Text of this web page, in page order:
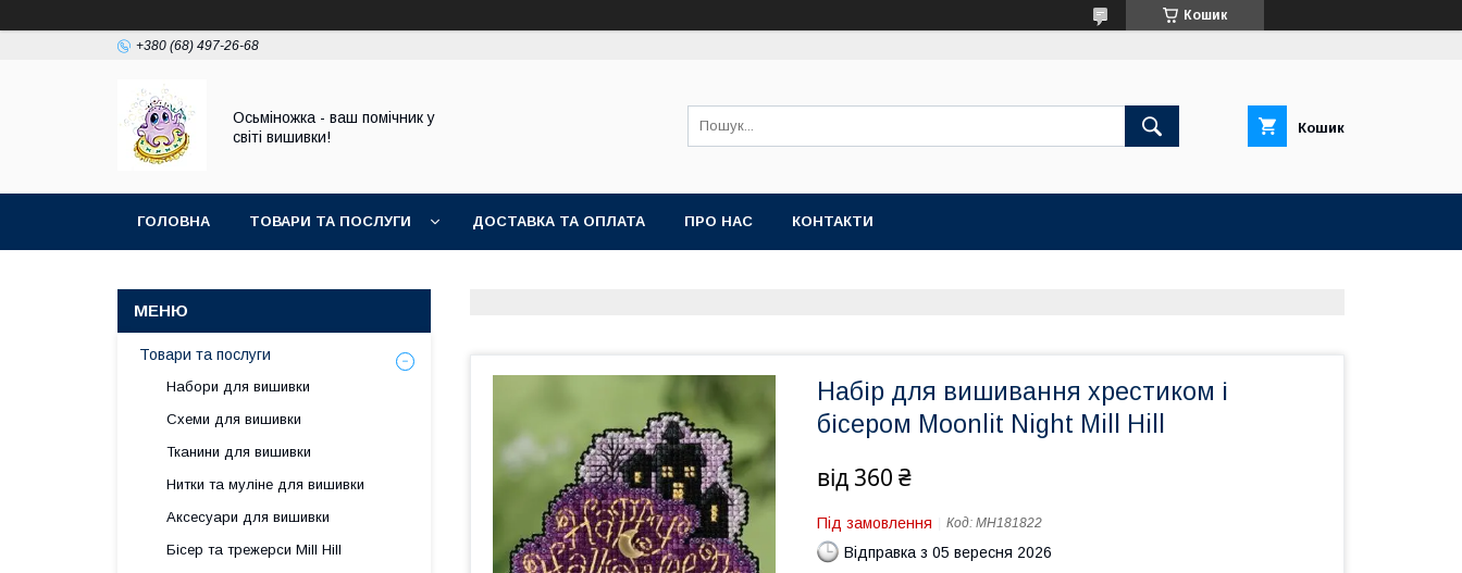
Кошик
+380 (68) 497-26-68
Осьміножка - ваш помічник у
світі вишивки!
Кошик
ГОЛОВНА ТОВАРИ ТА ПОСЛУГИ ДОСТАВКА ТА ОПЛАТА ПРО НАС КОНТАКТИ
Набір для вишивання хрестиком і
бісером Moonlit Night Mill Hill
від 360 ₴
Під замовлення Код: MH181822
Відправка з 05 вересня 2026
Товари та послуги
Набори для вишивки
Схеми для вишивки
Тканини для вишивки
Нитки та муліне для вишивки
Аксесуари для вишивки
Бісер та трежерси Mill Hill